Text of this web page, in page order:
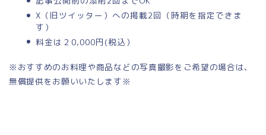
X（旧ツイッター）への掲載2回（時期を指定できま
す）
料金は２0,000円(税込）
※おすすめのお料理や商品などの写真撮影をご希望の場合は、
無償提供をお願いいたします※